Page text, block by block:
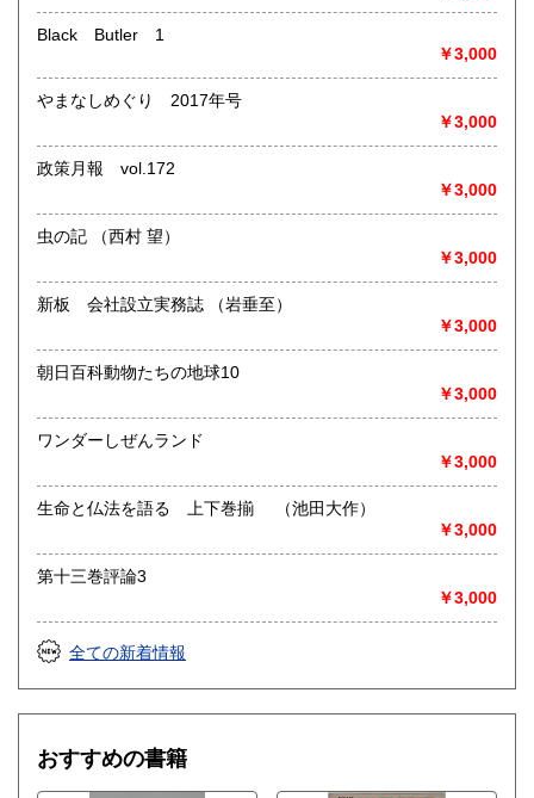
書籍の買取について
取り扱い分野
語国文、外国文学、古典籍、近代文献、趣味、外国書、サブ
カルチャー、古書一般（その他）
Black Butler 1
￥3,000
やまなしめぐり 2017年号
￥3,000
政策月報 vol.172
￥3,000
虫の記 （西村 望）
￥3,000
新板 会社設立実務誌 （岩垂至）
￥3,000
朝日百科動物たちの地球10
￥3,000
ワンダーしぜんランド
￥3,000
生命と仏法を語る 上下巻揃 （池田大作）
￥3,000
第十三巻評論3
￥3,000
全ての新着情報
おすすめの書籍